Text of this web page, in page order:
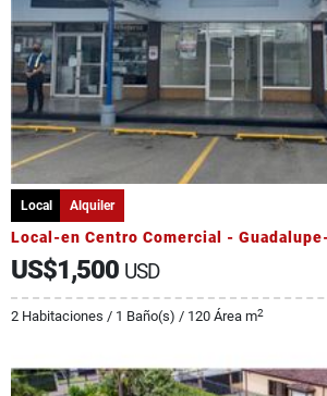
Local Alquiler
Local-en Centro Comercial -
US$1,500 USD
2 Habitaciones / 1 Baño(s) / 120 Área m2